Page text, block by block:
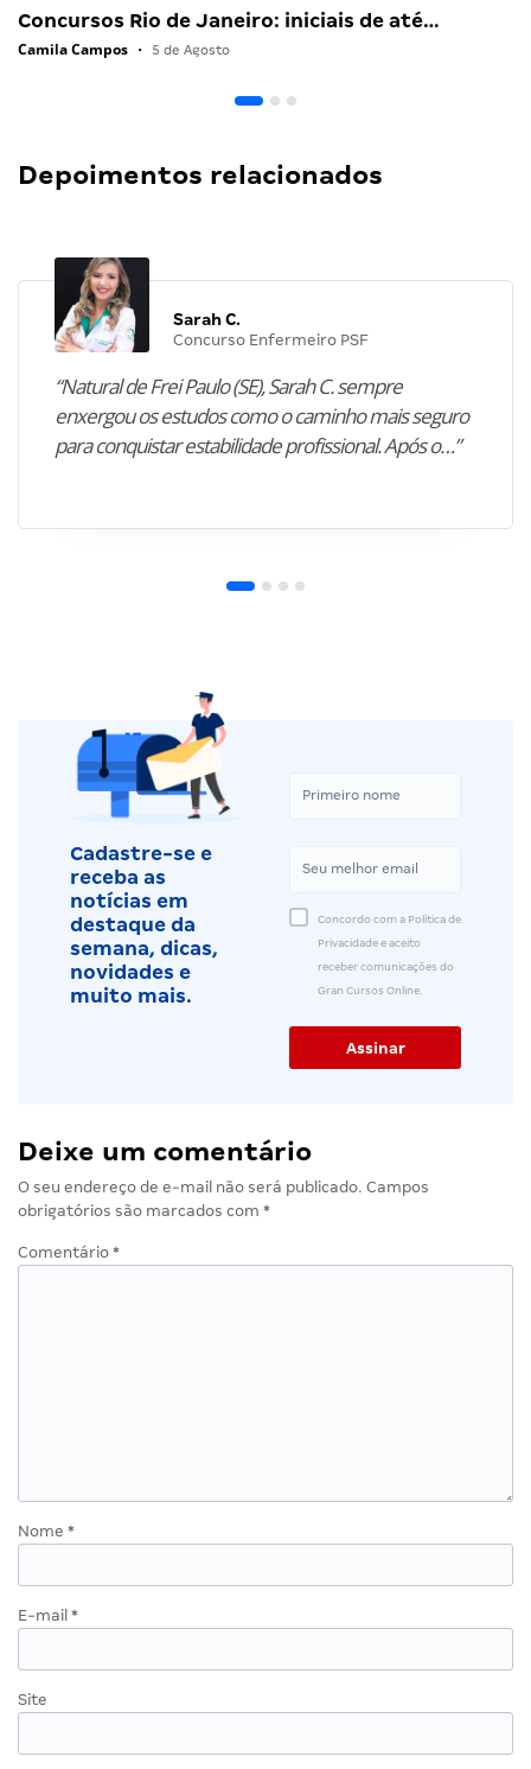
Concursos Rio de Janeiro: iniciais de até…
Camila Campos • 5 de Agosto
Depoimentos relacionados
Sarah C.
Concurso Enfermeiro PSF
“Natural de Frei Paulo (SE), Sarah C. sempre
enxergou os estudos como o caminho mais seguro
para conquistar estabilidade profissional. Após o…”
Cadastre-se e
receba as
notícias em
destaque da
semana, dicas,
novidades e
muito mais.
Concordo com a Política de
Privacidade e aceito
receber comunicações do
Gran Cursos Online.
Deixe um comentário
O seu endereço de e-mail não será publicado. Campos
obrigatórios são marcados com *
Comentário *
Nome *
E-mail *
Site